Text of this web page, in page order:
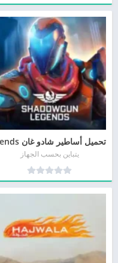
يتباين بحسب الجهاز